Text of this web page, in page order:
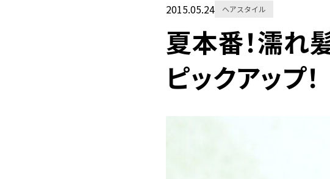
2015.05.24 ヘアスタイル
夏本番！濡れ
ピックアップ！